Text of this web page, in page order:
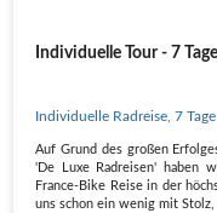
Individuelle Tour - 7 Tage
Individuelle Radreise ,7 Tage
Auf Grund des großen
'De Luxe Radreisen' haben
France-Bike Reise in der
uns schon ein wenig mit